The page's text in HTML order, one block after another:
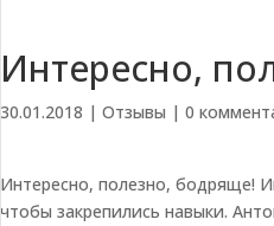
Интересно,
30.01.2018 |Отзывы |0
Интересно, полезно, бодряще!
чтобы закрепились навыки.